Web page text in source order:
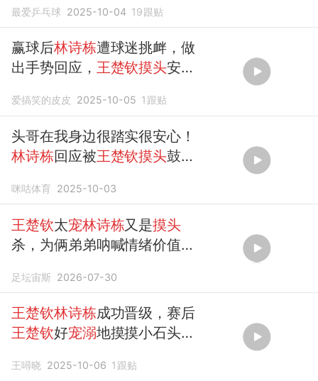
最爱乒乓球 2025-10-04 19跟贴
赢球后林诗栋遭球迷挑衅，做
出手势回应， 王楚钦摸头安
爱搞笑的皮皮 2025-10-05 1 跟贴
头哥在我身边很踏实很安心！
林诗栋回应被王楚钦摸头鼓
咪咕体育 2025-10-03
王楚钦太宠林诗栋又是摸头
杀，为俩弟弟呐喊情绪价值拉
足坛宙斯 2026-07-30
王楚钦林诗栋成功晋级，赛后
王楚钦好宠溺地摸摸小石头的
王噚晓 2025-10-06 1 跟贴